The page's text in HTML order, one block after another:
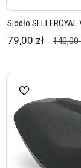
Siodło
79,00 zł 140,00